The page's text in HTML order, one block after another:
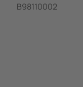
B98110002